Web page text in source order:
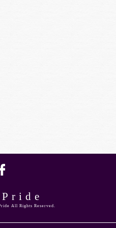
All Rights Reserved.